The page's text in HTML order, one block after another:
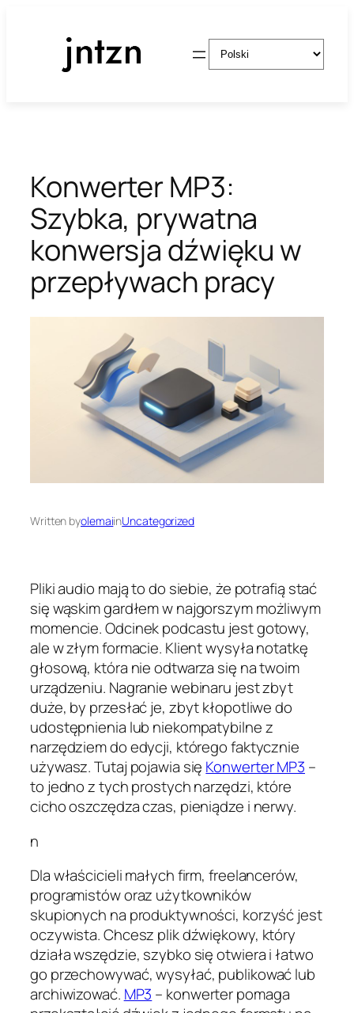
Wybierz
język
Konwerter MP3:
Szybka, prywatna
konwersja dźwięku w
przepływach pracy
Written byolemaiinUncategorized
Pliki audio mają to do siebie, że potrafią stać
się wąskim gardłem w najgorszym możliwym
momencie. Odcinek podcastu jest gotowy,
ale w złym formacie. Klient wysyła notatkę
głosową, która nie odtwarza się na twoim
urządzeniu. Nagranie webinaru jest zbyt
duże, by przesłać je, zbyt kłopotliwe do
udostępnienia lub niekompatybilne z
narzędziem do edycji, którego faktycznie
używasz. Tutaj pojawia się Konwerter MP3 –
to jedno z tych prostych narzędzi, które
cicho oszczędza czas, pieniądze i nerwy.
n
Dla właścicieli małych firm, freelancerów,
programistów oraz użytkowników
skupionych na produktywności, korzyść jest
oczywista. Chcesz plik dźwiękowy, który
działa wszędzie, szybko się otwiera i łatwo
go przechowywać, wysyłać, publikować lub
archiwizować. MP3 – konwerter pomaga